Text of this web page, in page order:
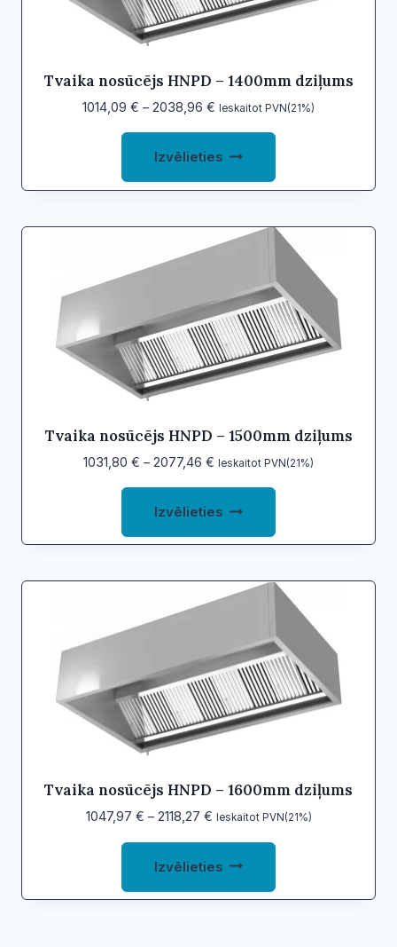
chosen
product
page
Tvaika nosūcējs HNPD – 1400mm dziļums
1014,09 € – 2038,96 € Price
2038,96 €
Ieskaitot PVN(21%)
Izvēlieties
has
variants.
The
options
may
be
chosen
product
page
Tvaika nosūcējs HNPD – 1500mm dziļums
1031,80 € – 2077,46 € Price
2077,46 €
Ieskaitot PVN(21%)
Izvēlieties
This
has
variants.
The
options
may
be
chosen
product
page
Tvaika nosūcējs HNPD – 1600mm dziļums
1047,97 € – 2118,27 €Price
through
2118,27 €
Ieskaitot PVN(21%)
Izvēlieties
This
has